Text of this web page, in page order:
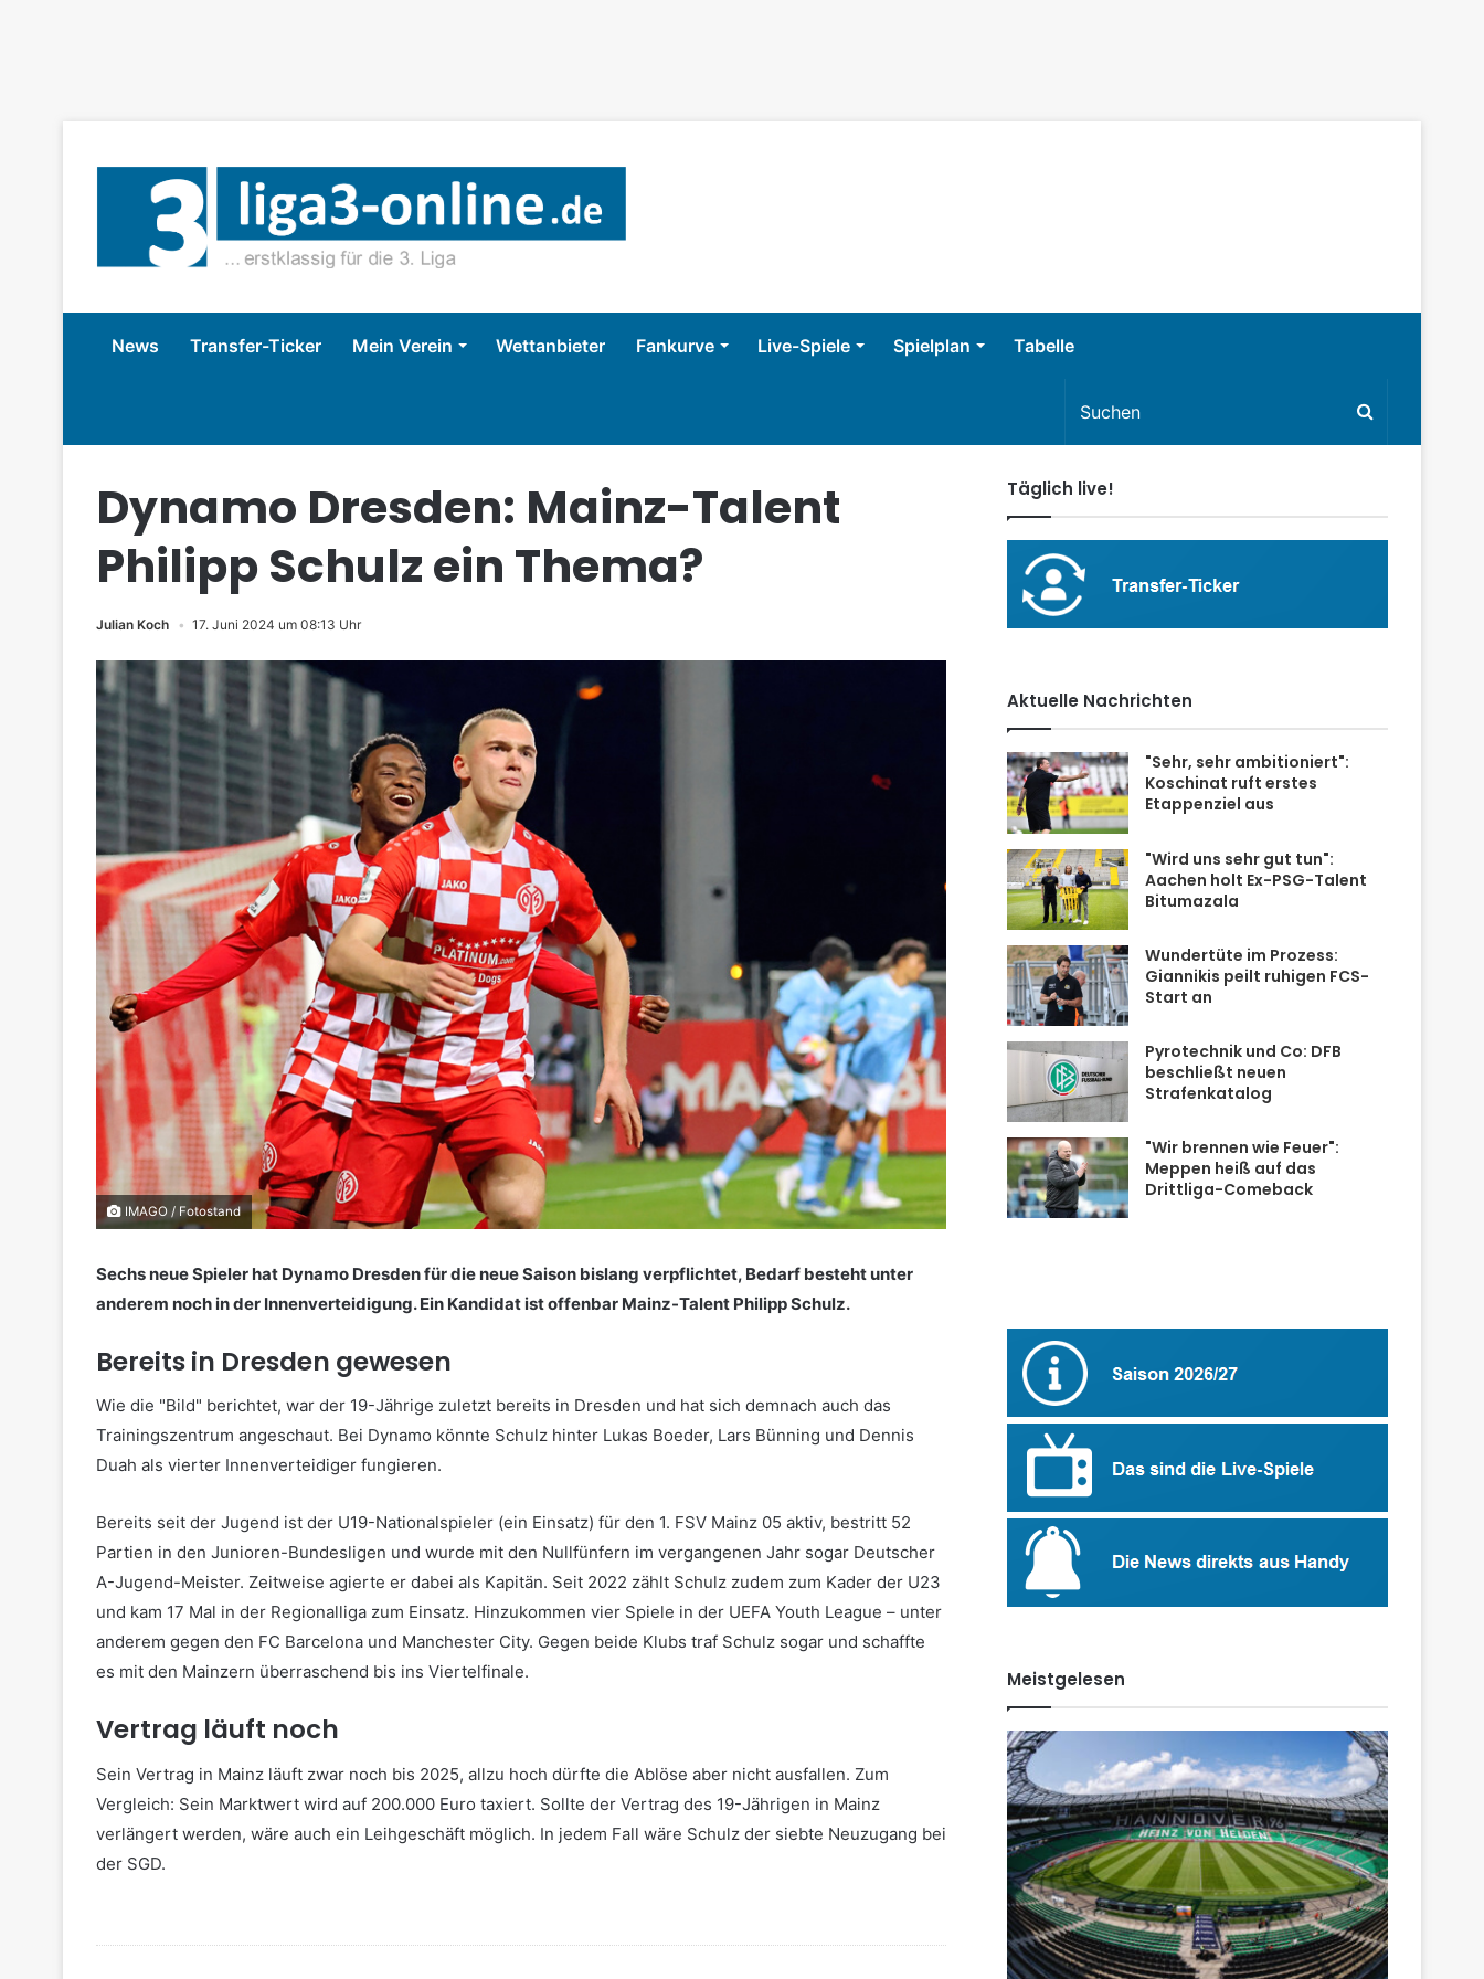
News Transfer-Ticker Mein Verein Wettanbieter Fankurve Live-Spiele Spielplan Tabelle
Dynamo Dresden: Mainz-Talent
Philipp Schulz ein Thema?
Julian Koch 17. Juni 2024 um 08:13 Uhr
IMAGO / Fotostand
Sechs neue Spieler hat Dynamo Dresden für die neue Saison bislang verpflichtet, Bedarf besteht unter
anderem noch in der Innenverteidigung. Ein Kandidat ist offenbar Mainz-Talent Philipp Schulz.
Bereits in Dresden gewesen
Wie die "Bild" berichtet, war der 19-Jährige zuletzt bereits in Dresden und hat sich demnach auch das
Trainingszentrum angeschaut. Bei Dynamo könnte Schulz hinter Lukas Boeder, Lars Bünning und Dennis
Duah als vierter Innenverteidiger fungieren.
Bereits seit der Jugend ist der U19-Nationalspieler (ein Einsatz) für den 1. FSV Mainz 05 aktiv, bestritt 52
Partien in den Junioren-Bundesligen und wurde mit den Nullfünfern im vergangenen Jahr sogar Deutscher
A-Jugend-Meister. Zeitweise agierte er dabei als Kapitän. Seit 2022 zählt Schulz zudem zum Kader der U23
und kam 17 Mal in der Regionalliga zum Einsatz. Hinzukommen vier Spiele in der UEFA Youth League – unter
anderem gegen den FC Barcelona und Manchester City. Gegen beide Klubs traf Schulz sogar und schaffte
es mit den Mainzern überraschend bis ins Viertelfinale.
Vertrag läuft noch
Sein Vertrag in Mainz läuft zwar noch bis 2025, allzu hoch dürfte die Ablöse aber nicht ausfallen. Zum
Vergleich: Sein Marktwert wird auf 200.000 Euro taxiert. Sollte der Vertrag des 19-Jährigen in Mainz
verlängert werden, wäre auch ein Leihgeschäft möglich. In jedem Fall wäre Schulz der siebte Neuzugang bei
der SGD.
Täglich live!
Aktuelle Nachrichten
"Sehr, sehr ambitioniert":
Koschinat ruft erstes
Etappenziel aus
"Wird uns sehr gut tun":
Aachen holt Ex-PSG-Talent
Bitumazala
Wundertüte im Prozess:
Giannikis peilt ruhigen FCS-
Start an
Pyrotechnik und Co: DFB
beschließt neuen
Strafenkatalog
"Wir brennen wie Feuer":
Meppen heiß auf das
Drittliga-Comeback
Meistgelesen